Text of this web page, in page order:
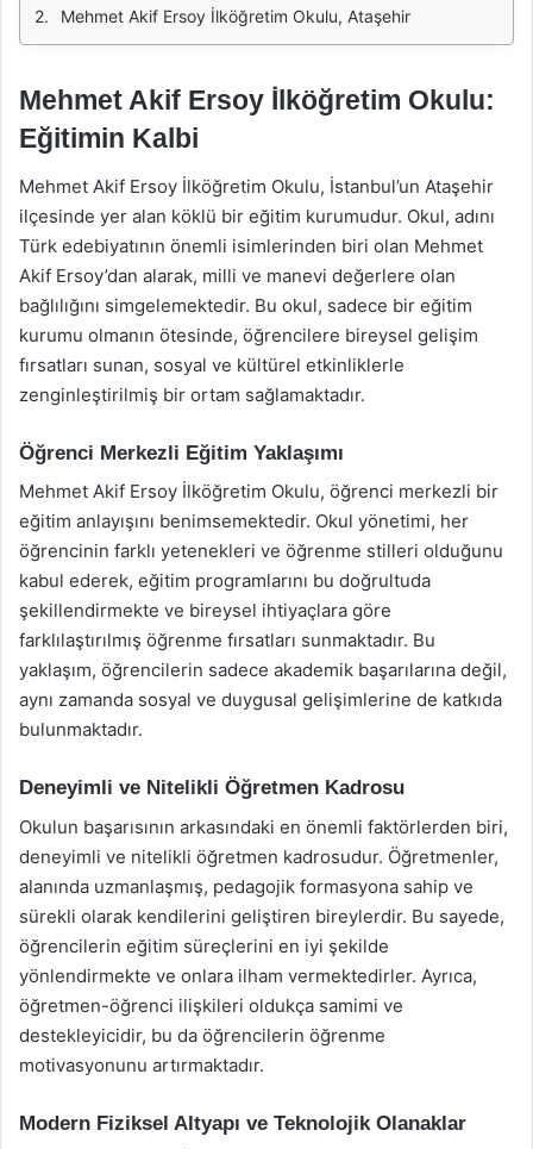
Mehmet Akif Ersoy İlköğretim Okulu, Ataşehir
Mehmet Akif Ersoy İlköğretim Okulu:
Eğitimin Kalbi
Mehmet Akif Ersoy İlköğretim Okulu, İstanbul’un Ataşehir
ilçesinde yer alan köklü bir eğitim kurumudur. Okul, adını
Türk edebiyatının önemli isimlerinden biri olan Mehmet
Akif Ersoy’dan alarak, milli ve manevi değerlere olan
bağlılığını simgelemektedir. Bu okul, sadece bir eğitim
kurumu olmanın ötesinde, öğrencilere bireysel gelişim
fırsatları sunan, sosyal ve kültürel etkinliklerle
zenginleştirilmiş bir ortam sağlamaktadır.
Öğrenci Merkezli Eğitim Yaklaşımı
Mehmet Akif Ersoy İlköğretim Okulu, öğrenci merkezli bir
eğitim anlayışını benimsemektedir. Okul yönetimi, her
öğrencinin farklı yetenekleri ve öğrenme stilleri olduğunu
kabul ederek, eğitim programlarını bu doğrultuda
şekillendirmekte ve bireysel ihtiyaçlara göre
farklılaştırılmış öğrenme fırsatları sunmaktadır. Bu
yaklaşım, öğrencilerin sadece akademik başarılarına değil,
aynı zamanda sosyal ve duygusal gelişimlerine de katkıda
bulunmaktadır.
Deneyimli ve Nitelikli Öğretmen Kadrosu
Okulun başarısının arkasındaki en önemli faktörlerden biri,
deneyimli ve nitelikli öğretmen kadrosudur. Öğretmenler,
alanında uzmanlaşmış, pedagojik formasyona sahip ve
sürekli olarak kendilerini geliştiren bireylerdir. Bu sayede,
öğrencilerin eğitim süreçlerini en iyi şekilde
yönlendirmekte ve onlara ilham vermektedirler. Ayrıca,
öğretmen-öğrenci ilişkileri oldukça samimi ve
destekleyicidir, bu da öğrencilerin öğrenme
motivasyonunu artırmaktadır.
Modern Fiziksel Altyapı ve Teknolojik Olanaklar